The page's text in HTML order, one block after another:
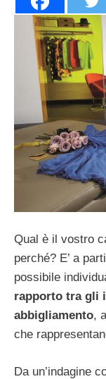
Qual è il vostro
perché? E’ a
possibile
rapporto tra gli
abbigliamento,
che
Da un’indagine